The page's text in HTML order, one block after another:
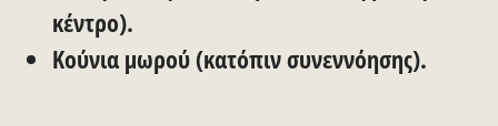
κέντρο).
Κούνια μωρού (κατόπιν συνεννόησης).